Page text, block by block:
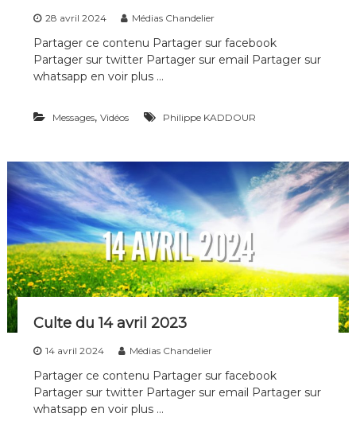
28 avril 2024 Médias Chandelier
Partager ce contenu Partager sur facebook
Partager sur twitter Partager sur email Partager sur
whatsapp en voir plus …
Messages, Vidéos Philippe KADDOUR
Culte du 14 avril 2023
14 avril 2024 Médias Chandelier
Partager ce contenu Partager sur facebook
Partager sur twitter Partager sur email Partager sur
whatsapp en voir plus …